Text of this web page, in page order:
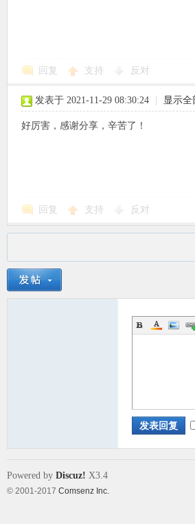
回复 支持 反对
发表于 2021-11-29 08:30:24 显示全
好厉害，感谢分享，辛苦了！
回复 支持 反对
发表回复
Powered by Discuz! X3.4
© 2001-2017 Comsenz Inc.